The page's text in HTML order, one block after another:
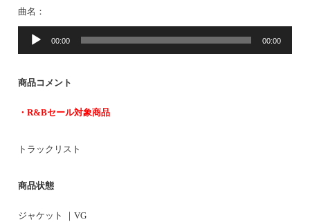
曲名：
音
ー
00:00 00:00
商品コメント
・R&Bセール対象商品
トラックリスト
商品状態
ジャケット ｜VG